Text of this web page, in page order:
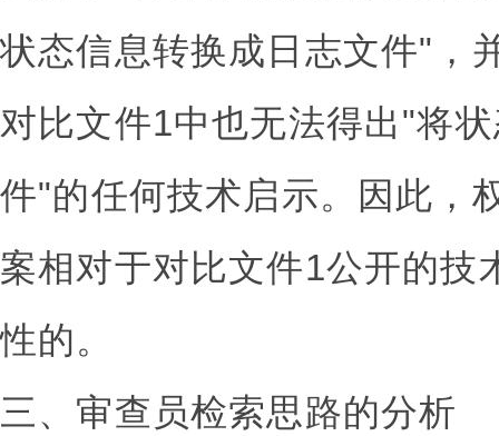
状态信息转换成日志文件"，
对比文件1中也无法得出"将
件"的任何技术启示。因此，
案相对于对比文件1公开的技
性的。
三、审查员检索思路的分析